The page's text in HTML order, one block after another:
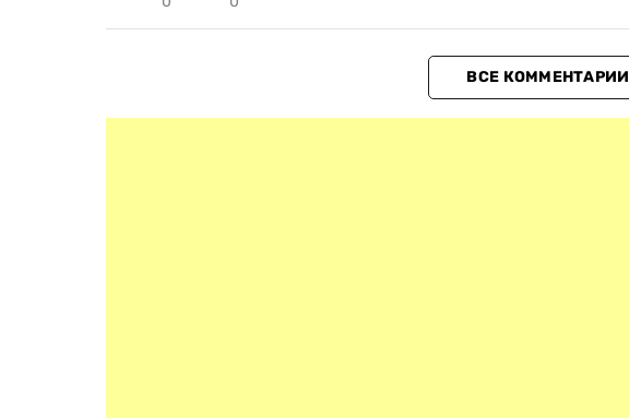
ВСЕ КОММЕНТАРИИ